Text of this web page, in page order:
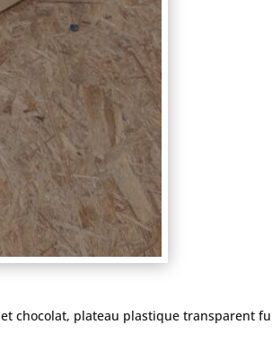
chocolat, plateau plastique transparent